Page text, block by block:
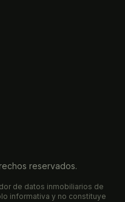
reservados.
de datos inmobiliarios de
informativa y no constituye